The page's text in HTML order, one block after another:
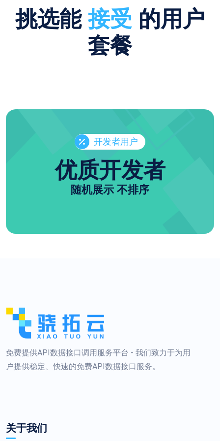
挑选能接受 的用户
套餐
开发者用户
优质开发者
随机展示 不排序
免费提供API数据接口调用服务平台 - 我们致力于为用
户提供稳定、快速的免费API数据接口服务。
关于我们